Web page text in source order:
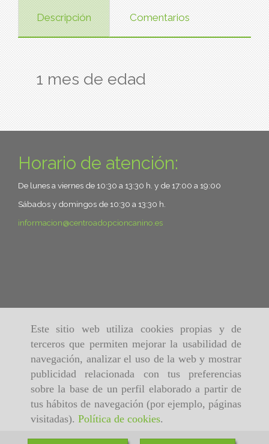
Este sitio web utiliza cookies propias y de
terceros que permiten mejorar la usabilidad de
navegación, analizar el uso de la web y mostrar
publicidad relacionada con tus preferencias
sobre la base de un perfil elaborado a partir de
tus hábitos de navegación (por ejemplo, páginas
visitadas). Política de cookies.
Descripción Comentarios
1 mes de edad
Horario de atención:
De lunes a viernes de 10:30 a 13:30 h. y de 17:00 a 19:00
Sábados y domingos de 10:30 a 13:30 h.
informacion
centroadopcioncanino.es